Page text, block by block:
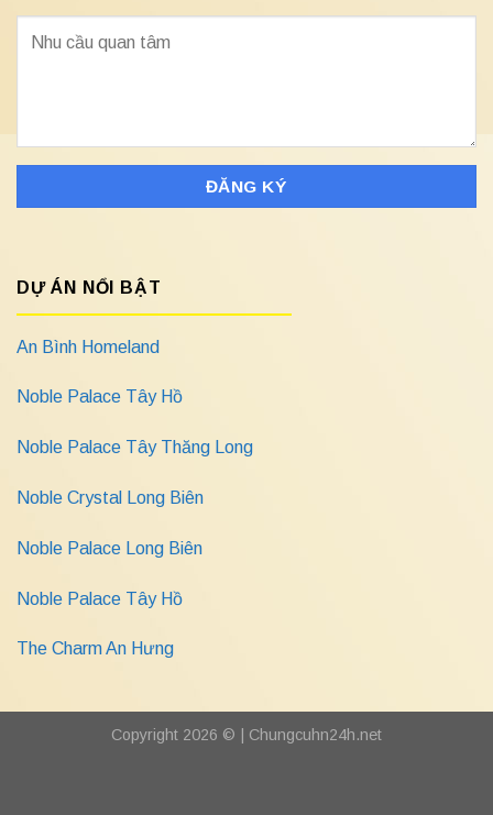
DỰ ÁN NỔI BẬT
An Bình Homeland
Noble Palace Tây Hồ
Noble Palace Tây Thăng Long
Noble Crystal Long Biên
Noble Palace Long Biên
Noble Palace Tây Hồ
The Charm An Hưng
Copyright 2026 © | Chungcuhn24h.net